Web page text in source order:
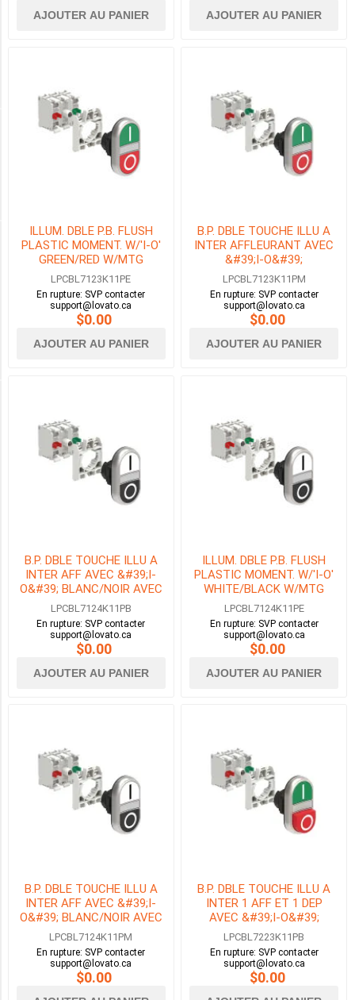
AJOUTER AU PANIER AJOUTER AU PANIER
ILLUM. DBLE P.B. FLUSH
PLASTIC MOMENT. W/'I-O'
GREEN/RED W/MTG
ADAPTER 1NO+1NC LED
120V
LPCBL7123K11PE
En rupture: SVP contacter
support@lovato.ca
$0.00
AJOUTER AU PANIER
B.P. DBLE TOUCHE ILLU A
INTER AFFLEURANT AVEC
&#39;I-O&#39;
VERT/ROUGE AVEC EMB. DE
FIX 1NO+1NF DEL 230V
LPCBL7123K11PM
En rupture: SVP contacter
support@lovato.ca
$0.00
AJOUTER AU PANIER
B.P. DBLE TOUCHE ILLU A
INTER AFF AVEC &#39;I-
O&#39; BLANC/NOIR AVEC
EMB. DE FIX 1NO+1NF DEL
24V
LPCBL7124K11PB
En rupture: SVP contacter
support@lovato.ca
$0.00
AJOUTER AU PANIER
ILLUM. DBLE P.B. FLUSH
PLASTIC MOMENT. W/'I-O'
WHITE/BLACK W/MTG
ADAPTER 1NO+1NC LED
120V
LPCBL7124K11PE
En rupture: SVP contacter
support@lovato.ca
$0.00
AJOUTER AU PANIER
B.P. DBLE TOUCHE ILLU A
INTER AFF AVEC &#39;I-
O&#39; BLANC/NOIR AVEC
EMB. DE FIX 1NO+1NF DEL
230V
LPCBL7124K11PM
En rupture: SVP contacter
support@lovato.ca
$0.00
B.P. DBLE TOUCHE ILLU A
INTER 1 AFF ET 1 DEP
AVEC &#39;I-O&#39;
VERT/ROUGE AVEC EMB. DE
FIX 1NO+1NF DEL 24V
LPCBL7223K11PB
En rupture: SVP contacter
support@lovato.ca
$0.00
(83)
FONCTIONNEMENT
ILLUMINÉ
NON
(41)
OUI
FLÈCHE
DROITE
-
FLÈCHE
GAUCHE
FLÈCHE
DOWN
(5)
LÉGENDE
STOP
-
FLÈCHE
GAUCHE
EN
BAS
(2)